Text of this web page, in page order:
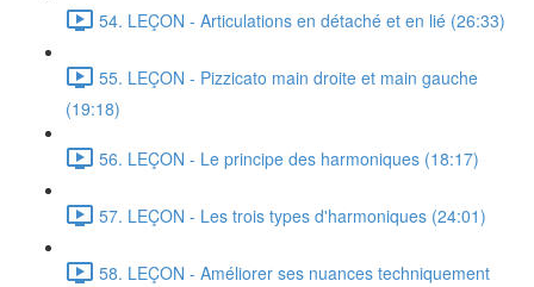
54. LEÇON - Articulations en détaché et en lié (26:33)
55. LEÇON - Pizzicato main droite et main gauche
(19:18)
56. LEÇON - Le principe des harmoniques (18:17)
57. LEÇON - Les trois types d'harmoniques (24:01)
58. LEÇON - Améliorer ses nuances techniquement